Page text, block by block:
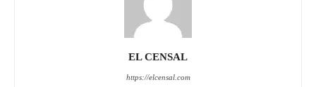
EL CENSAL
https://elcensal.com